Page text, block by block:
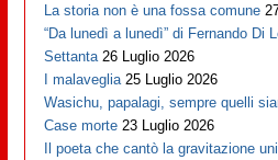
La storia non è una fossa comune
“Da lunedì a lunedì” di Fernando Di
Settanta 26 Luglio 2026
I malaveglia 25 Luglio 2026
Wasichu, papalagi, sempre quelli
Case morte 23 Luglio 2026
Il poeta che cantò la gravitazione